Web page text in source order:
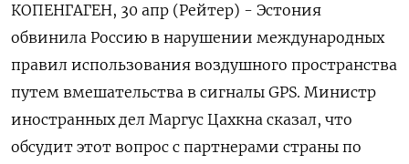
КОПЕНГАГЕН, 30 апр (Рейтер) - Эстония
обвинила Россию в нарушении международных
правил использования воздушного пространства
путем вмешательства в сигналы GPS. Министр
иностранных дел Маргус Цахкна сказал, что
обсудит этот вопрос с партнерами страны по